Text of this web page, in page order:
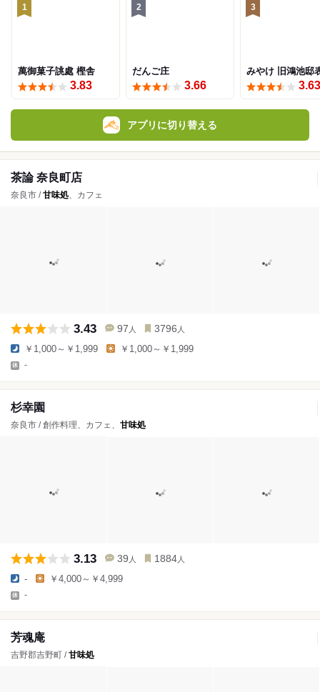
1
萬御菓子誂處 樫舎
3.83
2
だんご庄
3.66
3
みやけ 旧鴻池邸
3.63
アプリに切り替える
茶論 奈良町店
奈良市 /甘味処、カフェ
3.43 97 人 3796 人
￥1,000～￥1,999 ￥1,000～￥1,999
-
杉幸園
奈良市 / 創作料理、カフェ、 甘味処
3.13 39 人 1884 人
- ￥4,000～￥4,999
-
芳魂庵
吉野郡吉野町 /甘味処